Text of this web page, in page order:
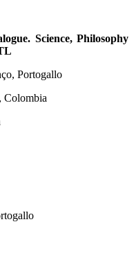
Science, Philosophy
Portogallo
Colombia